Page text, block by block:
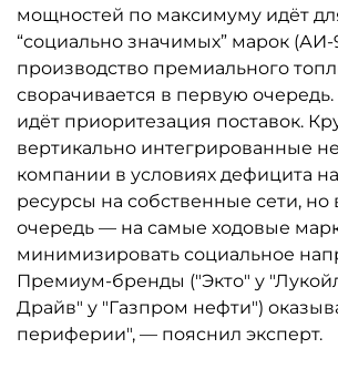
мощностей по максимуму идёт
“социально значимых” марок
производство премиального
сворачивается в первую
идёт приоритезация поставок.
вертикально интегрированные
компании в условиях дефицита
ресурсы на собственные сети, но
очередь — на самые ходовые
минимизировать социальное
Премиум-бренды ("Экто" у
Драйв" у "Газпром нефти")
периферии", — пояснил эксперт.